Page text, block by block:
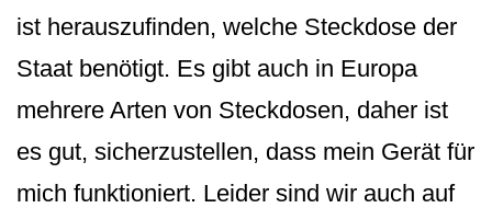
ist herauszufinden, welche Steckdose der
Staat benötigt. Es gibt auch in Europa
mehrere Arten von Steckdosen, daher ist
es gut, sicherzustellen, dass mein Gerät für
mich funktioniert. Leider sind wir auch auf